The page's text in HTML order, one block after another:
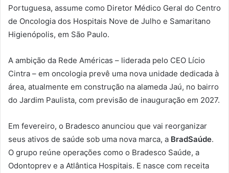
Portuguesa, assume como Diretor Médico Geral do Centro
de Oncologia dos Hospitais Nove de Julho e Samaritano
Higienópolis, em São Paulo.
A ambição da Rede Américas – liderada pelo CEO Lício
Cintra – em oncologia prevê uma nova unidade dedicada à
área, atualmente em construção na alameda Jaú, no bairro
do Jardim Paulista, com previsão de inauguração em 2027.
Em fevereiro, o Bradesco anunciou que vai reorganizar
seus ativos de saúde sob uma nova marca, a BradSaúde.
O grupo reúne operações como o Bradesco Saúde, a
Odontoprev e a Atlântica Hospitais. E nasce com receita